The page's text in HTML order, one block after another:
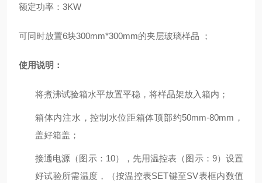
额定功率：3KW
可同时放置6块300mm*300mm的夹层玻璃样品 ；
使用说明：
将煮沸试验箱水平放置平稳，将样品架放入箱内；
箱体内注水，控制水位距箱体顶部约50mm-80mm，
盖好箱盖；
接通电源（图示：10），先用温控表（图示：9）设置
好试验所需温度，（按温控表SET键至SV表框内数值